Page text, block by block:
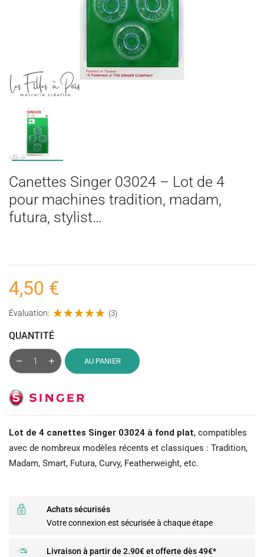
Canettes Singer 03024 – Lot de 4
pour machines tradition, madam,
futura, stylist…
4,50 €
Évaluation: (3)
QUANTITÉ
AU PANIER
Lot de 4 canettes Singer 03024 à fond plat, compatibles
avec de nombreux modèles récents et classiques : Tradition,
Madam, Smart, Futura, Curvy, Featherweight, etc.
Achats sécurisés
Votre connexion est sécurisée à chaque étape
Livraison à partir de 2.90€ et offerte dès 49€*